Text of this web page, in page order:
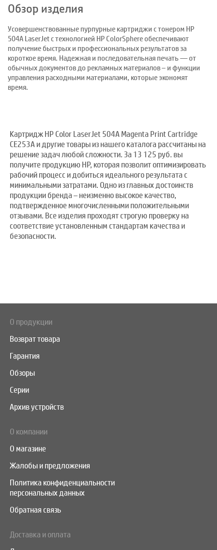
Обзор изделия
Усовершенствованные пурпурные картриджи с тонером HP
504A LaserJet с технологией HP ColorSphere обеспечивают
получение быстрых и профессиональных результатов за
короткое время. Надежная и последовательная печать — от
обычных документов до рекламных материалов – и функции
управления расходными материалами, которые экономят
время.
Картридж HP Color LaserJet 504A Magenta Print Cartridge
CE253A и другие товары из нашего каталога рассчитаны на
решение задач любой сложности. За 13 125 руб. вы
получите продукцию HP, которая позволит оптимизировать
рабочий процесс и добиться идеального результата с
минимальными затратами. Одно из главных достоинств
продукции бренда – неизменно высокое качество,
подтвержденное многочисленными положительными
отзывами. Все изделия проходят строгую проверку на
соответствие установленным стандартам качества и
безопасности.
О продукции
Возврат товара
Гарантия
Обзоры
Серии
Архив устройств
О компании
О магазине
Жалобы и предложения
Политика конфиденциальности
персональных данных
Обратная связь
Доставка и оплата